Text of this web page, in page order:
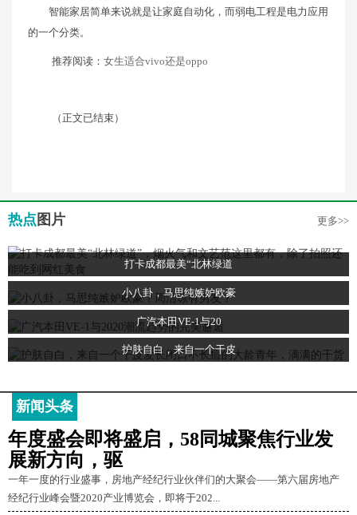
智能家居简单来说就是让家庭自动化，而弱电工程是电力应用
的一个分类。
推荐阅读： 女生适合vivo还是oppo
（正文已结束）
热点 图片 更多>>
打卡成都最美“北林绿道
小八卦，马思纯嫉妒欧豪
广汽本田VE-1与20
护肤自白，来自一个干皮
新闻头条
年度盛会即将盛启，58同城聚焦行业发
展新方向，驱
一年一度的行业盛事，房地产经纪行业伙伴们的大聚会——第六届房地产
经纪行业峰会暨2020产业博览会，即将于202...